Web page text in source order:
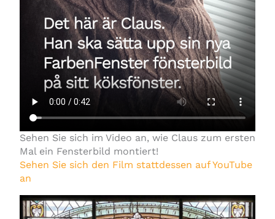
Sehen Sie sich im Video an, wie Claus zum ersten
Mal ein Fensterbild montiert!
Sehen Sie sich den Film stattdessen auf YouTube
an